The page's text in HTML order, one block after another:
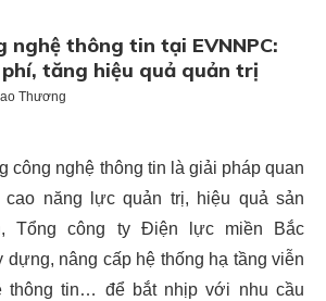
nghệ thông tin tại EVNNPC:
tăng hiệu quả quản trị
Thương
công nghệ thông tin là giải pháp quan
cao năng lực quản trị, hiệu quả sản
Tổng công ty Điện lực miền Bắc
dựng, nâng cấp hệ thống hạ tầng viễn
thông tin… để bắt nhịp với nhu cầu